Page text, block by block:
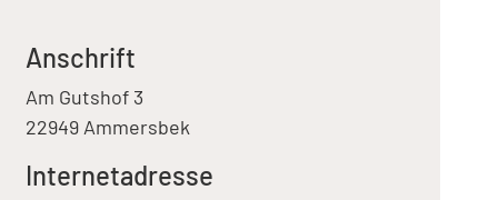
Anschrift
Am Gutshof 3
22949 Ammersbek
Internetadresse